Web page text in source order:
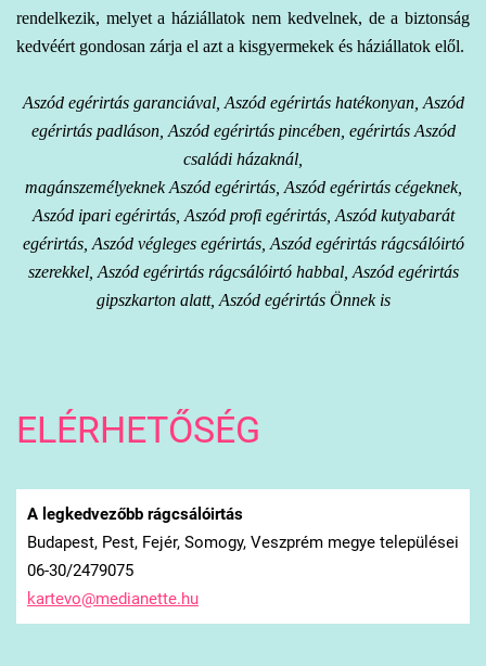
rendelkezik, melyet a háziállatok nem kedvelnek, de a biztonság
kedvéért gondosan zárja el azt a kisgyermekek és háziállatok elől.
Aszód egérirtás garanciával, Aszód egérirtás hatékonyan, Aszód
egérirtás padláson, Aszód egérirtás pincében, egérirtás Aszód
családi házaknál,
magánszemélyeknek Aszód egérirtás, Aszód egérirtás cégeknek,
Aszód ipari egérirtás, Aszód profi egérirtás, Aszód kutyabarát
egérirtás, Aszód végleges egérirtás, Aszód egérirtás rágcsálóirtó
szerekkel, Aszód egérirtás rágcsálóirtó habbal, Aszód egérirtás
gipszkarton alatt, Aszód egérirtás Önnek is
ELÉRHETŐSÉG
A legkedvezőbb rágcsálóirtás
Budapest, Pest, Fejér, Somogy, Veszprém megye települései
06-30/2479075
kartevo@medianette.hu